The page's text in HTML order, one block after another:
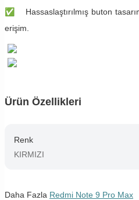
✅ Hassaslaştırılmış buton
erişim.
Ürün Özellikleri
Renk
KIRMIZI
Daha Fazla Redmi Note 9 Pro Max